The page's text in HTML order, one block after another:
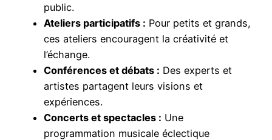
public.
Ateliers participatifs : Pour petits et grands,
ces ateliers encouragent la créativité et
l’échange.
Conférences et débats : Des experts et
artistes partagent leurs visions et
expériences.
Concerts et spectacles : Une
programmation musicale éclectique